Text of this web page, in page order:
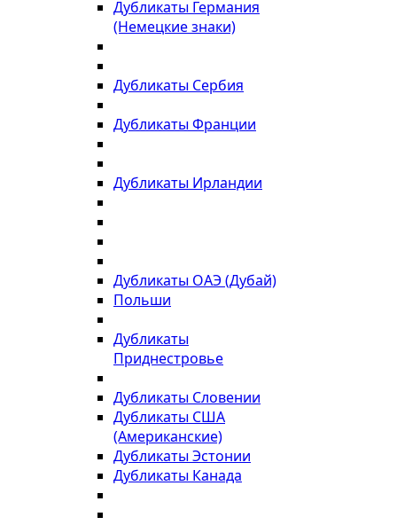
Дубликаты Германия
(Немецкие знаки)
Дубликаты Сербия
Дубликаты Франции
Дубликаты Ирландии
Дубликаты ОАЭ (Дубай)
Польши
Дубликаты
Приднестровье
Дубликаты Словении
Дубликаты США
(Американские)
Дубликаты Эстонии
Дубликаты Канада